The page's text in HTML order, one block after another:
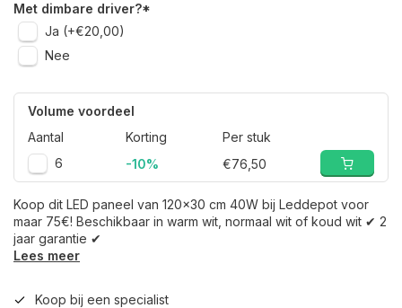
Met dimbare driver?*
Ja (+€20,00)
Nee
Volume voordeel
Aantal
Korting
Per stuk
6
-10% €76,50
Koop dit LED paneel van 120x30 cm 40W bij Leddepot voor
maar 75€! Beschikbaar in warm wit, normaal wit of koud wit ✔ 2
jaar garantie ✔
Lees meer
Koop bij een specialist